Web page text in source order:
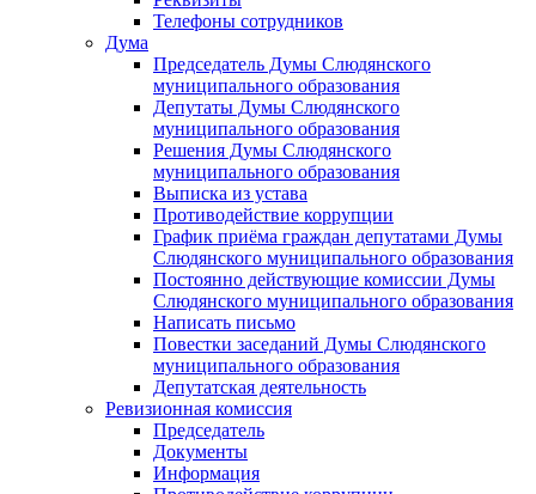
Телефоны сотрудников
Дума
Председатель Думы Слюдянского
муниципального образования
Депутаты Думы Слюдянского
муниципального образования
Решения Думы Слюдянского
муниципального образования
Выписка из устава
Противодействие коррупции
График приёма граждан депутатами Думы
Слюдянского муниципального образования
Постоянно действующие комиссии Думы
Слюдянского муниципального образования
Написать письмо
Повестки заседаний Думы Слюдянского
муниципального образования
Депутатская деятельность
Ревизионная комиссия
Председатель
Документы
Информация